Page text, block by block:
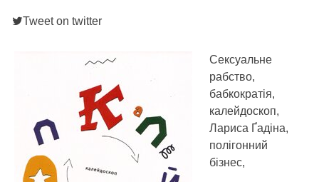
Tweet on twitter
Сексуальне
рабство,
бабкократія,
калейдоскоп,
Лариса Ґадіна,
полігонний
бізнес,